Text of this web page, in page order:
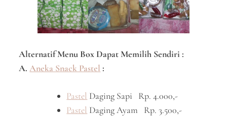
Alternatif Menu Box Dapat Memilih Sendiri :
A.Aneka Snack Pastel :
Pastel Daging Sapi Rp. 4.000,-
Pastel Daging Ayam Rp. 3.500,-